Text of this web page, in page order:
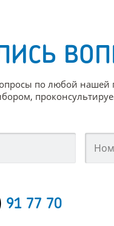
по любой нашей
91 77 70